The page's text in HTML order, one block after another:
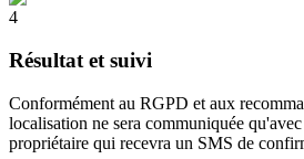
4
Résultat et suivi
Conformément au RGPD et aux
localisation ne sera communiquée
propriétaire qui recevra un SMS de